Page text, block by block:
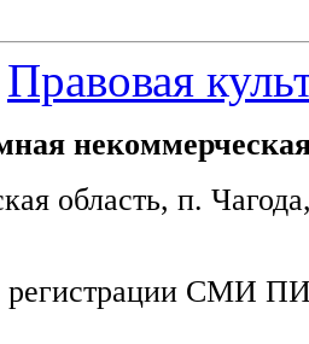
Правовая
область, п.
регистрации СМИ